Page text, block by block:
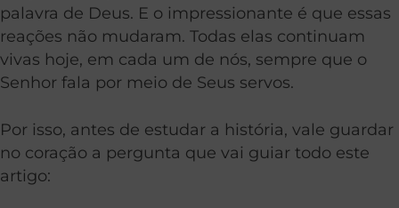
palavra de Deus. E o impressionante é que essas
reações não mudaram. Todas elas continuam
vivas hoje, em cada um de nós, sempre que o
Senhor fala por meio de Seus servos.
Por isso, antes de estudar a história, vale guardar
no coração a pergunta que vai guiar todo este
artigo: